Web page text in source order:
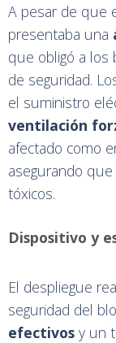
A pesar de que
presentaba una
que obligó a los
de seguridad.
el suministro
ventilación
afectado como
asegurando
tóxicos.
Dispositivo y
El despliegue
seguridad del
efectivos y un